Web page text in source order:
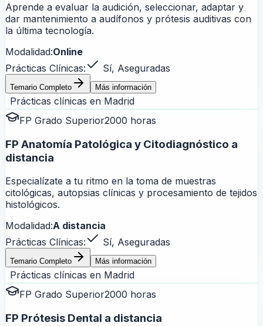
Aprende a evaluar la audición, seleccionar, adaptar y
dar mantenimiento a audífonos y prótesis auditivas con
la última tecnología.
Modalidad:Online
Prácticas Clínicas:
Sí, Aseguradas
Temario Completo Más información
Prácticas clínicas en Madrid
FP Grado Superior2000 horas
FP Anatomía Patológica y Citodiagnóstico a
distancia
Especialízate a tu ritmo en la toma de muestras
citológicas, autopsias clínicas y procesamiento de tejidos
histológicos.
Modalidad:A distancia
Prácticas Clínicas:
Sí, Aseguradas
Temario Completo Más información
Prácticas clínicas en Madrid
FP Grado Superior2000 horas
FP Prótesis Dental a distancia